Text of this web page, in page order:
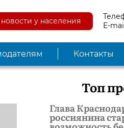
у населения
E-
Контакты
Топ
Глава
россиянина